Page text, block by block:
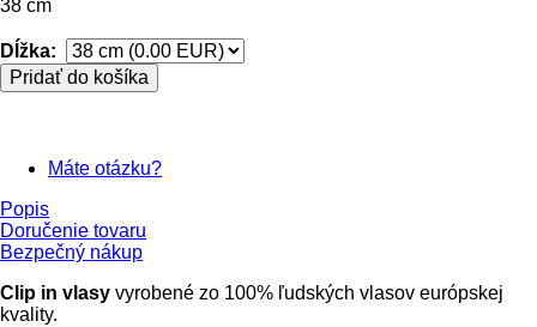
38 cm
Dĺžka:
Pridať do košíka
Máte otázku?
Popis
Doručenie tovaru
Bezpečný nákup
Clip in vlasy vyrobené zo 100% ľudských vlasov európskej
kvality.